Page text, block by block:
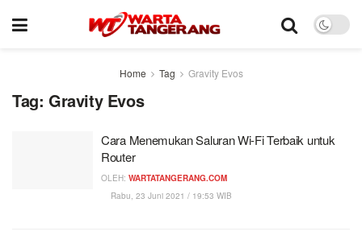
Home Tag Gravity Evos
Tag: Gravity Evos
Cara Menemukan Saluran Wi-Fi Terbaik untuk
Router
OLEH: WARTATANGERANG.COM
Rabu, 23 Juni 2021 / 19:53 WIB